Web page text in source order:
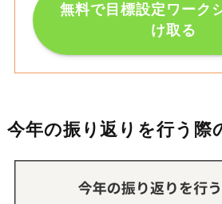
無料で目標設定ワーク
け取る
今年の振り返りを行う際